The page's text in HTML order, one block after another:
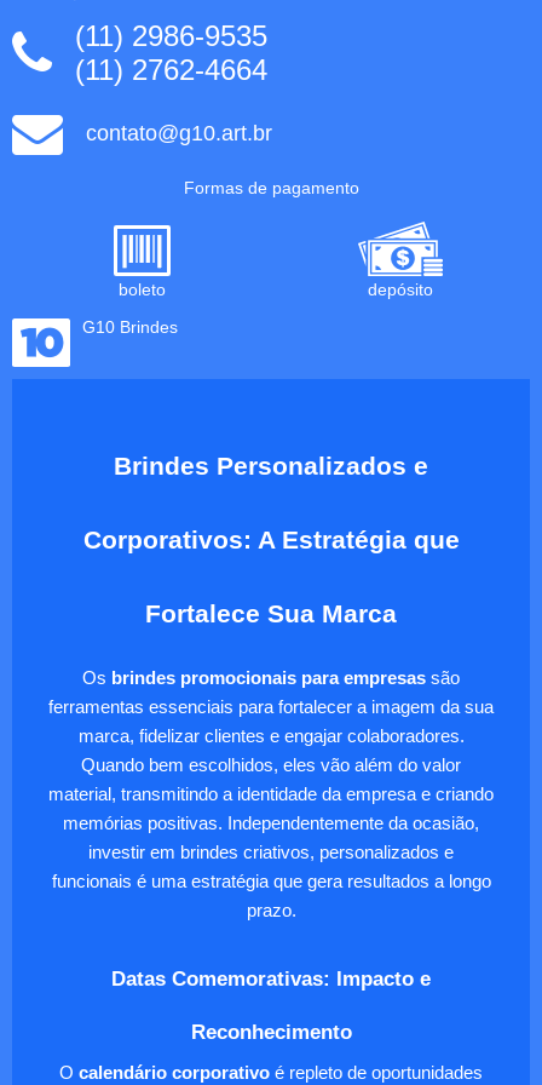
(11) 2986-9535
(11) 2762-4664
contato@g10.art.br
Formas de pagamento
boleto
depósito
G10 Brindes
Brindes Personalizados e
Corporativos: A Estratégia que
Fortalece Sua Marca
Os brindes promocionais para empresas são
ferramentas essenciais para fortalecer a imagem da sua
marca, fidelizar clientes e engajar colaboradores.
Quando bem escolhidos, eles vão além do valor
material, transmitindo a identidade da empresa e criando
memórias positivas. Independentemente da ocasião,
investir em brindes criativos, personalizados e
funcionais é uma estratégia que gera resultados a longo
prazo.
Datas Comemorativas: Impacto e
Reconhecimento
O calendário corporativo é repleto de oportunidades